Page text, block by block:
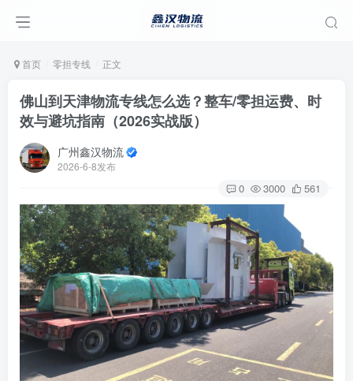
首页 零担专线 正文
佛山到天津物流专线怎么选？整车/零担运费、时
效与避坑指南（2026实战版）
广州鑫汉物流
2026-6-8发布
0 3000 561